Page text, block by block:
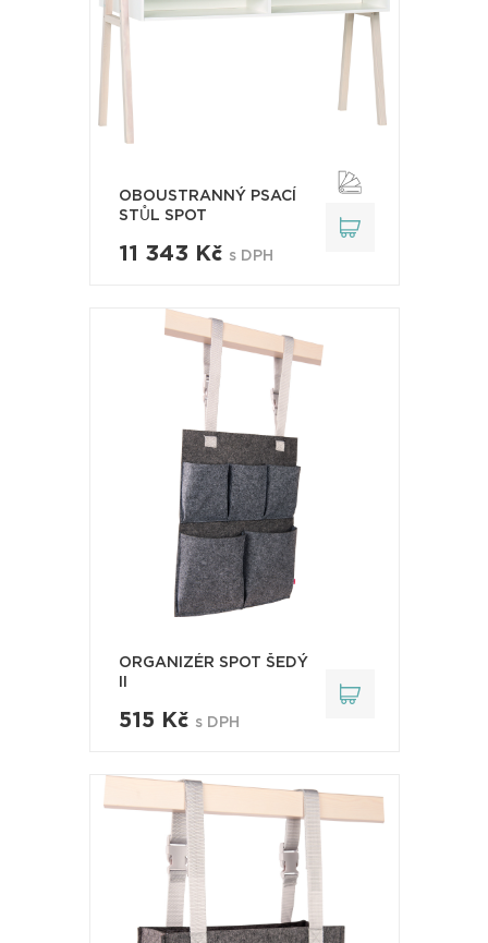
OBOUSTRANNÝ PSACÍ
STŮL SPOT
11 343 Kč s DPH
ORGANIZÉR SPOT ŠEDÝ
515 Kč s DPH